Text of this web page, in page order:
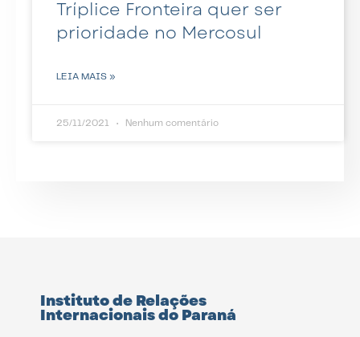
Tríplice Fronteira quer ser
prioridade no Mercosul
LEIA MAIS »
25/11/2021 Nenhum comentário
Instituto de Relações
Internacionais do Paraná